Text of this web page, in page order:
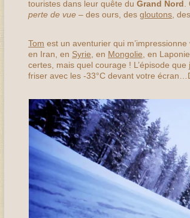
touristes dans leur quête du Grand Nord
perte de vue – des ours, des gloutons ,
Tom est un aventurier qui
en Iran, en Syrie , en Mongolie , en
certes, mais quel courage ! L’épisode
friser avec les -33°C devant votre